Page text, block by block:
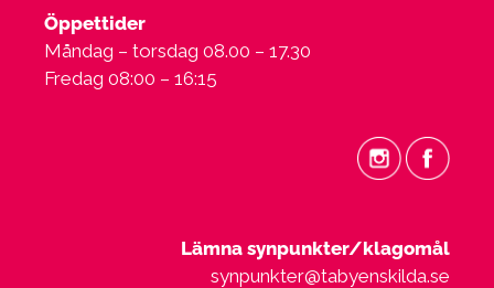
Öppettider
Måndag – torsdag 08.00 – 17.30
Fredag 08:00 – 16:15
Lämna synpunkter/klagomål
synpunkter@tabyenskilda.se